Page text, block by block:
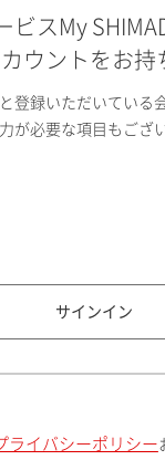
半角英数）
）
ビスMy
ウントをお持
登録いただいている
が必要な項目もござ
サインイン
ライバシーポリシー